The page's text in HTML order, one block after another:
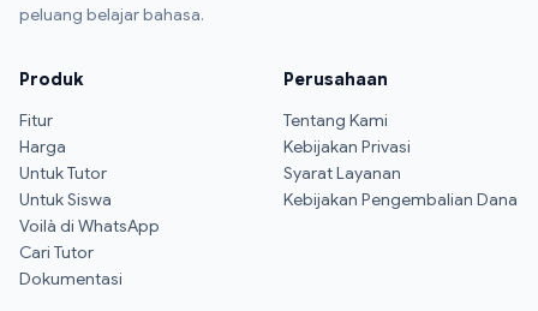
peluang belajar bahasa.
Produk
Fitur
Harga
Untuk Tutor
Untuk Siswa
Voilà di WhatsApp
Cari Tutor
Dokumentasi
Perusahaan
Tentang Kami
Kebijakan Privasi
Syarat Layanan
Kebijakan Pengembalian Dana